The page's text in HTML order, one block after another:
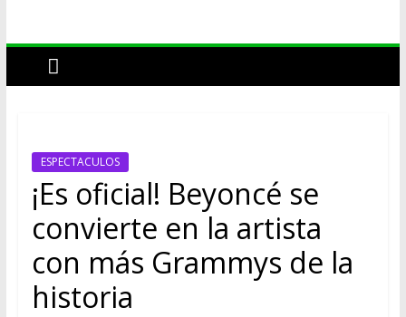
AMAZON
RADIO
DEL
FUTURO
ESPECTACULOS
¡Es oficial! Beyoncé se
convierte en la artista
con más Grammys de la
historia